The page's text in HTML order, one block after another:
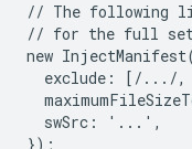
// The following
// for the full set
new
exclude: [/.../,
  swSrc: '...',